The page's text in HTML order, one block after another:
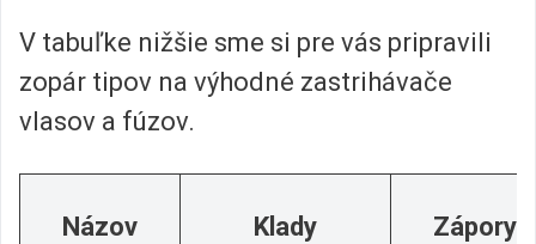
V tabuľke nižšie sme si pre vás pripravili
zopár tipov na výhodné zastrihávače
vlasov a fúzov.
Názov Klady Zápory